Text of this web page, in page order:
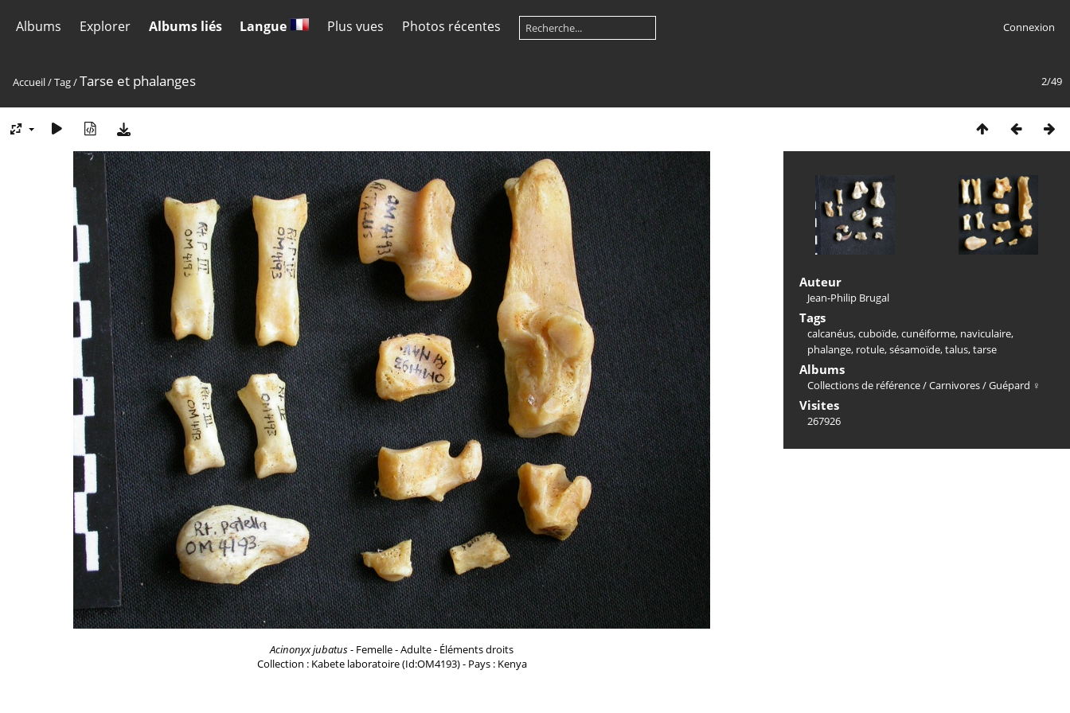
Albums Explorer Albums liés Langue Plus vues Photos récentes Connexion
2/49
Accueil/Tag/Tarse et phalanges
Acinonyx jubatus- Femelle - Adulte - Éléments droits
Collection : Kabete laboratoire (Id:OM4193) - Pays : Kenya
Auteur
Jean-Philip Brugal
Tags
calcanéus,cuboïde,cunéiforme, naviculaire,
phalange, rotule,sésamoïde,talus,tarse
Albums
Collections de référence/Carnivores/Guépard ♀
Visites
267926